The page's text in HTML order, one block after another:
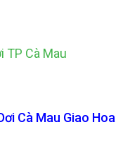
TP Cà Mau
Cà Mau Giao Hoa